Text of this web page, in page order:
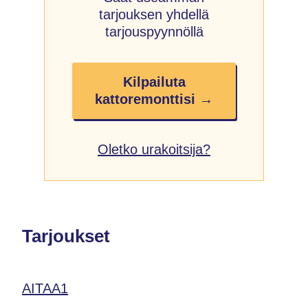
tarjouksen yhdellä
tarjouspyynnöllä
Kilpailuta
kattoremonttisi →
Oletko urakoitsija?
Tarjoukset
AITAA1